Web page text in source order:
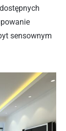
sensownym